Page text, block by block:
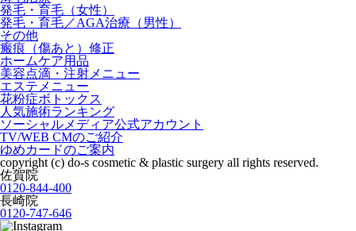
発毛・育毛（女性）
発毛・育毛／AGA治療（男性）
その他
瘢痕（傷あと）修正
ホームケア用品
美容点滴・注射メニュー
エステメニュー
花粉症ボトックス
人気施術ランキング
ソーシャルメディア公式アカウント
TV/WEB CMのご紹介
ゆめカードのご案内
copyright (c) do-s cosmetic & plastic surgery all rights reserved.
佐賀院
0120-844-400
長崎院
0120-747-646